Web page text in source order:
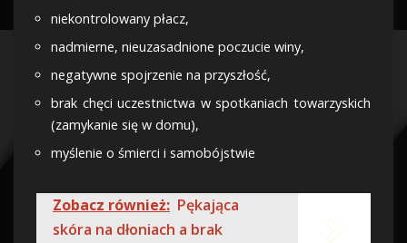
niekontrolowany płacz,
nadmierne, nieuzasadnione poczucie winy,
negatywne spojrzenie na przyszłość,
brak chęci uczestnictwa w spotkaniach towarzyskich
(zamykanie się w domu),
myślenie o śmierci i samobójstwie
Zobacz również: Pękająca
skóra na dłoniach a brak